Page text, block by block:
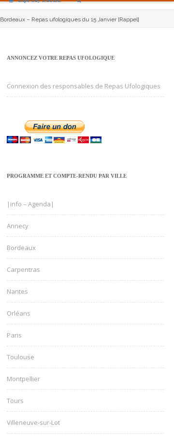
Bordeaux – Repas ufologiques du 15 Janvier [Rappel]
ANNONCEZ VOTRE REPAS UFOLOGIQUE
Connexion des responsables de Repas Ufologiques
PROGRAMME ET COMPTE-RENDU PAR VILLE
|info – Agenda|
Annecy
Bordeaux
Carpentras
Nantes
Orléans
Paris
Toulouse
Montpellier
Tours
Villeneuve-sur-Lot